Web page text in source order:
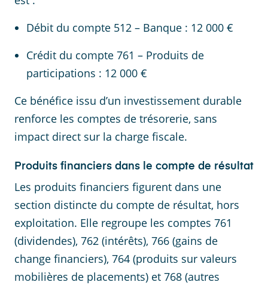
Débit du compte 512 – Banque : 12 000 €
Crédit du compte 761 – Produits de
participations : 12 000 €
Ce bénéfice issu d’un investissement durable
renforce les comptes de trésorerie, sans
impact direct sur la charge fiscale.
Produits financiers dans le compte de résultat
Les produits financiers figurent dans une
section distincte du compte de résultat, hors
exploitation. Elle regroupe les comptes 761
(dividendes), 762 (intérêts), 766 (gains de
change financiers), 764 (produits sur valeurs
mobilières de placements) et 768 (autres